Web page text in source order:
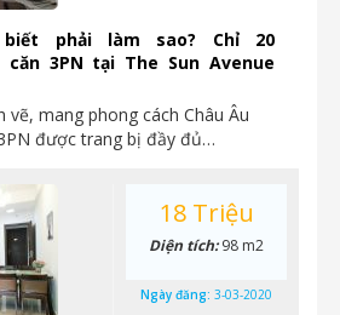
phải làm sao? Chỉ 20
3PN tại The Sun Avenue
vẽ, mang phong cách Châu Âu
được trang bị đầy đủ…
18 Triệu
Diện tích:98 m2
Ngày đăng: 3-03-2020